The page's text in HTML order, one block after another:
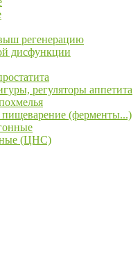
регенерацию
дисфункции
регуляторы аппетита
(ферменты...)
(ЦНС)